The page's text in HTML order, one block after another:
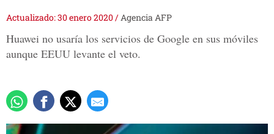
Actualizado: 30 enero 2020/Agencia AFP
Huawei no usaría los servicios de Google en sus móviles
aunque EEUU levante el veto.